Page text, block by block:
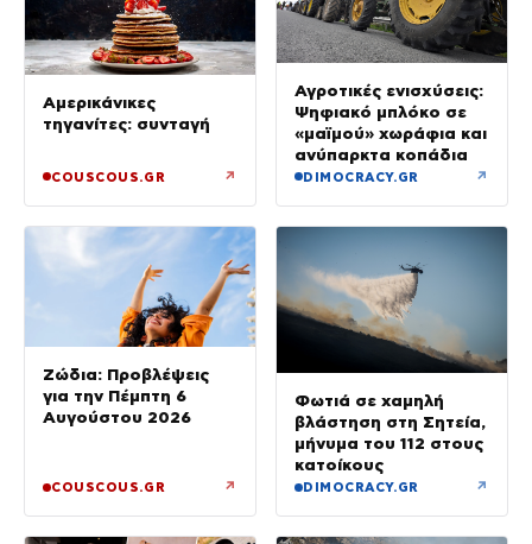
Αμερικάνικες
τηγανίτες: συνταγή
COUSCOUS.GR ↗
Αγροτικές ενισχύσεις:
Ψηφιακό μπλόκο σε
«μαϊμού» χωράφια και
ανύπαρκτα κοπάδια
DIMOCRACY.GR ↗
Ζώδια: Προβλέψεις
για την Πέμπτη 6
Αυγούστου 2026
COUSCOUS.GR ↗
Φωτιά σε χαμηλή
βλάστηση στη Σητεία,
μήνυμα του 112 στους
κατοίκους
DIMOCRACY.GR ↗